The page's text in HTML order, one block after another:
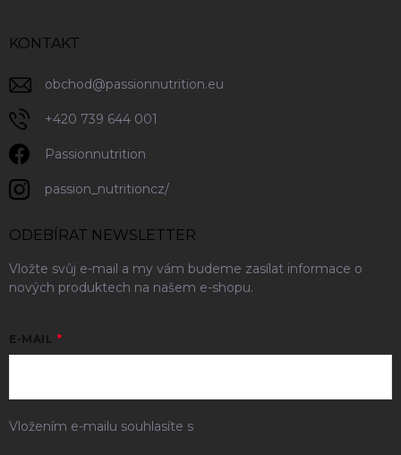
KONTAKT
obchod@passionnutrition.eu
+420 739 644 001
Passionnutrition
passion_nutritioncz/
ODEBÍRAT NEWSLETTER
Vložte svůj e-mail a my vám budeme zasílat informace o
nových produktech na našem e-shopu.
E-MAIL
Vložením e-mailu souhlasíte s